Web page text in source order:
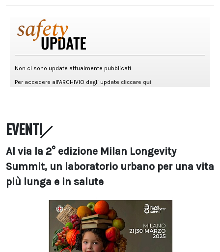
EVENTI
Al via la 2° edizione Milan Longevity
Summit, un laboratorio urbano per una vita
più lunga e in salute